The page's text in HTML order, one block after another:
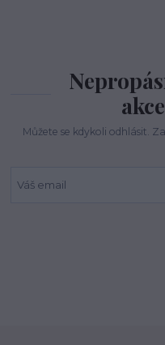
Můžete se kdykoli odhlásit.